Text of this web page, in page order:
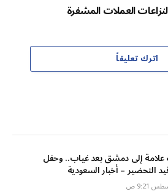
اترك تعليقاً
علامة إلى دمشق بعد غياب.. وحفل
التحضير – أخبار السعودية